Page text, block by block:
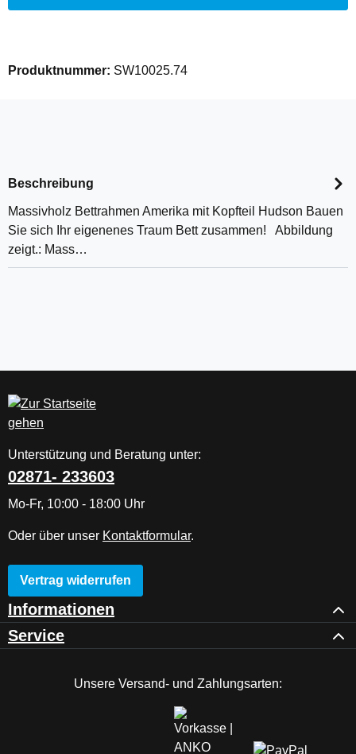
Produktnummer: SW10025.74
Beschreibung
Massivholz Bettrahmen Amerika mit Kopfteil Hudson Bauen
Sie sich Ihr eigenenes Traum Bett zusammen! Abbildung
zeigt.: Mass…
Unterstützung und Beratung unter:
02871- 233603
Mo-Fr, 10:00 - 18:00 Uhr
Oder über unser Kontaktformular.
Vertrag widerrufen
Informationen
Service
Unsere Versand- und Zahlungsarten: